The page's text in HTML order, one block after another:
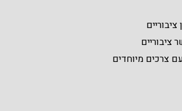
ציבוריים
צרכים מיוחדים